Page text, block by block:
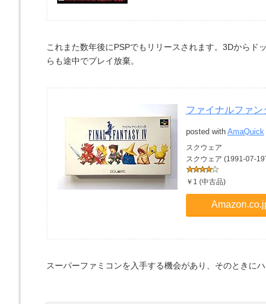
これまた数年後にPSPでもリリースされます。3Dからド
らも途中でプレイ放棄。
ファイナルファン
posted with AmaQuick
スクウェア
スクウェア (1991-07-
￥1 (中古品)
スーパーファミコンを入手する機会があり、そのときに